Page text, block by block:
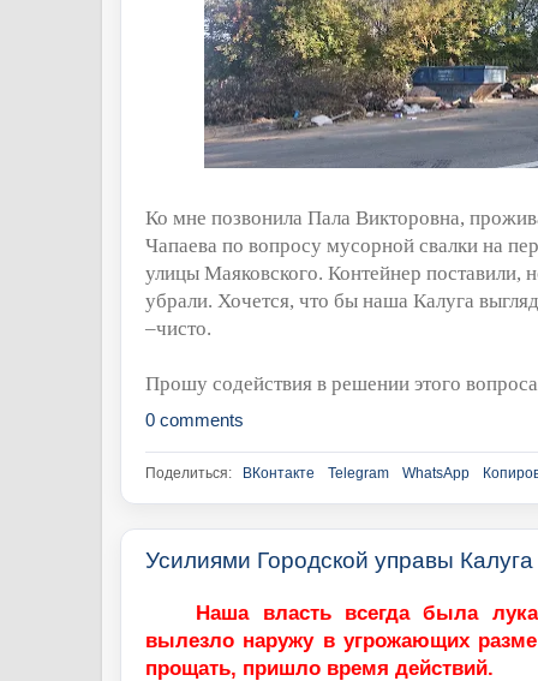
Ко мне позвонила Пала Викторовна,
Чапаева по вопросу мусорной свалки на
улицы Маяковского. Контейнер поставили,
убрали. Хочется, что бы наша Калуга
–чисто.
Прошу содействия в решении этого
0 comments
Поделиться: ВКонтакте Telegram WhatsApp
Усилиями Городской управы Калуга
Наша власть всегда была
вылезло наружу в угрожающих
прощать, пришло время действий.